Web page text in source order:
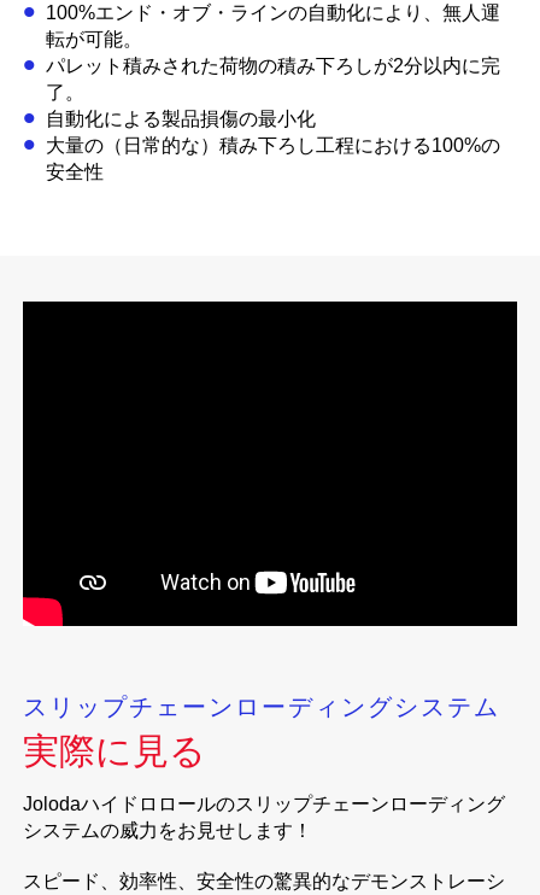
100%エンド・オブ・ラインの自動化により、無人運
転が可能。
パレット積みされた荷物の積み下ろしが2分以内に完
了。
自動化による製品損傷の最小化
大量の（日常的な）積み下ろし工程における100%の
安全性
スリップチェーンローディングシステム
実際に見る
Jolodaハイドロロールのスリップチェーンローディング
システムの威力をお見せします！
スピード、効率性、安全性の驚異的なデモンストレーシ